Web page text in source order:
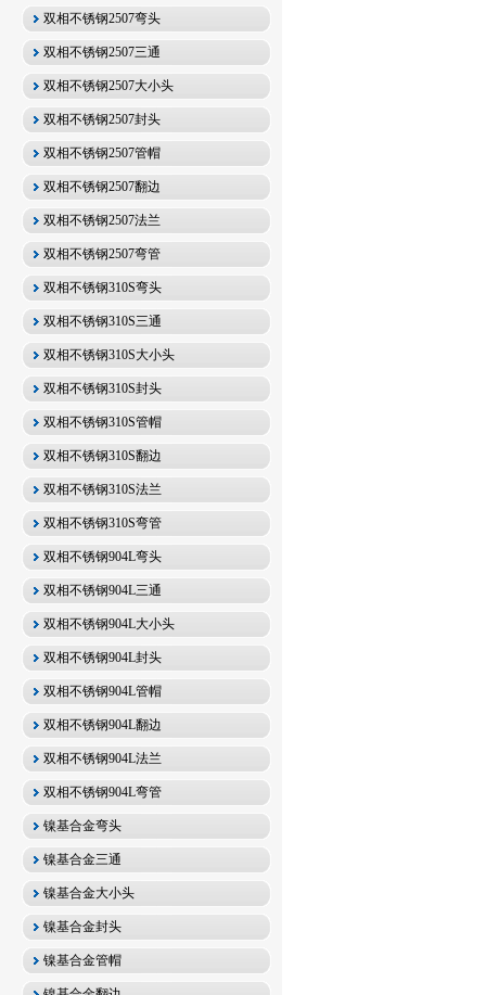
双相不锈钢2507弯头
双相不锈钢2507三通
双相不锈钢2507大小头
双相不锈钢2507封头
双相不锈钢2507管帽
双相不锈钢2507翻边
双相不锈钢2507法兰
双相不锈钢2507弯管
双相不锈钢310S弯头
双相不锈钢310S三通
双相不锈钢310S大小头
双相不锈钢310S封头
双相不锈钢310S管帽
双相不锈钢310S翻边
双相不锈钢310S法兰
双相不锈钢310S弯管
双相不锈钢904L弯头
双相不锈钢904L三通
双相不锈钢904L大小头
双相不锈钢904L封头
双相不锈钢904L管帽
双相不锈钢904L翻边
双相不锈钢904L法兰
双相不锈钢904L弯管
镍基合金弯头
镍基合金三通
镍基合金大小头
镍基合金封头
镍基合金管帽